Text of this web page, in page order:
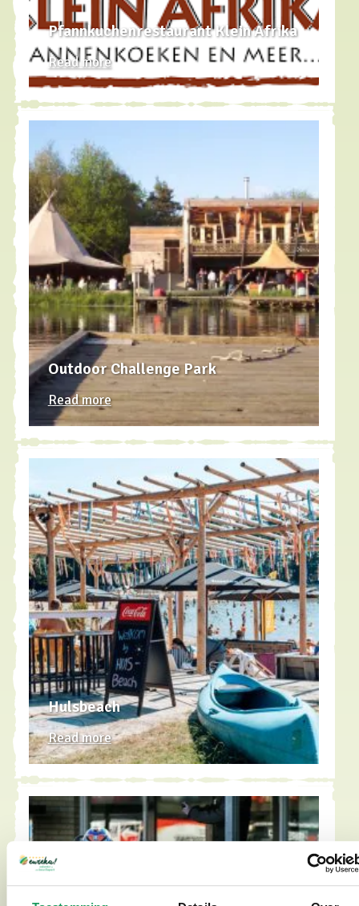
Pfannkuchenrestaurant Klein Afrika
Read more
Outdoor Challenge Park
Read more
Hulsbeach
Read more